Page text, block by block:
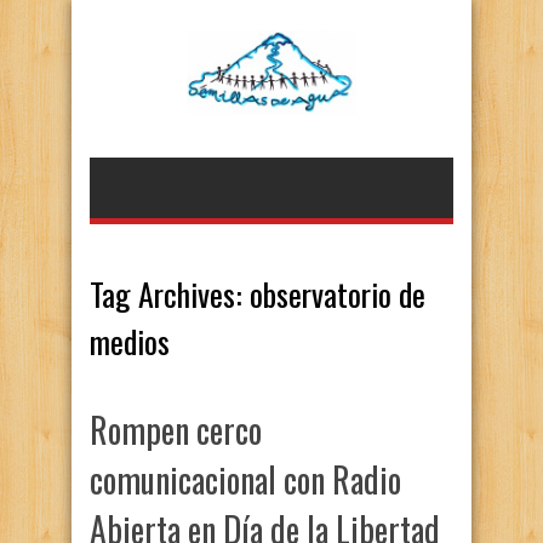
Tag Archives: observatorio de
medios
Rompen cerco
comunicacional con Radio
Abierta en Día de la Libertad